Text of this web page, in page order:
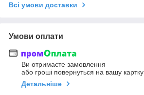
Всі умови доставки
Умови оплати
Ви отримаєте замовлення
або гроші повернуться на вашу картку
Детальніше